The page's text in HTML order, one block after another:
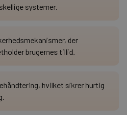
systemer.
der
brugernes tillid.
hvilket sikrer hurtig